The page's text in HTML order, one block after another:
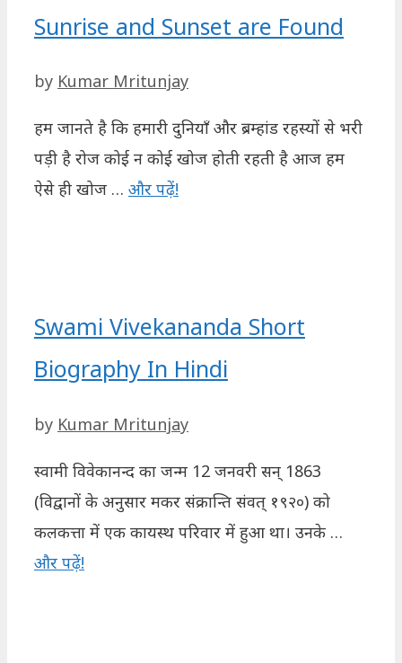
Sunrise and Sunset are Found
by Kumar Mritunjay
हम जानते है कि हमारी दुनियाँ और ब्रम्हांड रहस्यों से भरी
पड़ी है रोज कोई न कोई खोज होती रहती है आज हम
ऐसे ही खोज … और पढ़ें!
Swami Vivekananda Short
Biography In Hindi
by Kumar Mritunjay
स्वामी विवेकानन्द का जन्म 12 जनवरी सन् 1863
(विद्वानों के अनुसार मकर संक्रान्ति संवत् १९२०) को
कलकत्ता में एक कायस्थ परिवार में हुआ था। उनके …
और पढ़ें!